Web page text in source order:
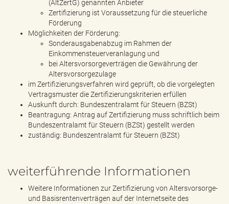
(AltZertG) genannten Anbieter
Zertifizierung ist Voraussetzung für die steuerliche
Förderung
Möglichkeiten der Förderung:
Sonderausgabenabzug im Rahmen der
Einkommensteuerveranlagung und
bei Altersvorsorgeverträgen die Gewährung der
Altersvorsorgezulage
im Zertifizierungsverfahren wird geprüft, ob die vorgelegten
Vertragsmuster die Zertifizierungskriterien erfüllen
Auskunft durch: Bundeszentralamt für Steuern (BZSt)
Beantragung: Antrag auf Zertifizierung muss schriftlich beim
Bundeszentralamt für Steuern (BZSt) gestellt werden
zuständig: Bundeszentralamt für Steuern (BZSt)
weiterführende Informationen
Weitere Informationen zur Zertifizierung von Altersvorsorge-
und Basisrentenverträgen auf der Internetseite des